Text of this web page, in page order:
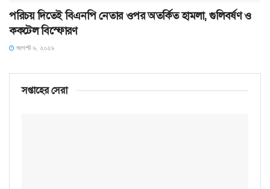
পরিচয় দিতেই বিএনপি নেতার ওপর অতর্কিত হামলা, গুলিবর্ষণ ও
ককটেল বিস্ফোরণ
আগস্ট ৬, ২০২৬
সপ্তাহের সেরা